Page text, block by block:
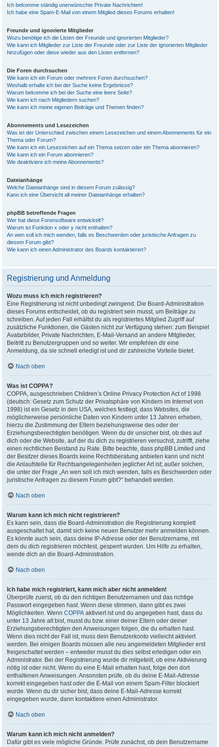
Ich bekomme ständig unerwünschte Private Nachrichten!
Ich habe eine Spam-E-Mail von einem Mitglied dieses Forums erhalten!
Freunde und ignorierte Mitglieder
Wozu benötige ich die Listen der Freunde und ignorierten Mitglieder?
Wie kann ich Mitglieder zur Liste der Freunde oder zur Liste der ignorierten Mitglieder
hinzufügen oder diese wieder aus den Listen entfernen?
Die Foren durchsuchen
Wie kann ich ein Forum oder mehrere Foren durchsuchen?
Weshalb erhalte ich bei der Suche keine Ergebnisse?
Warum bekomme ich bei der Suche eine leere Seite?
Wie kann ich nach Mitgliedern suchen?
Wie kann ich meine eigenen Beiträge und Themen finden?
Abonnements und Lesezeichen
Was ist der Unterschied zwischen einem Lesezeichen und einem Abonnements für ein
Thema oder Forum?
Wie kann ich ein Lesezeichen auf ein Thema setzen oder ein Thema abonnieren?
Wie kann ich ein Forum abonnieren?
Wie deaktiviere ich meine Abonnements?
Dateianhänge
Welche Dateianhänge sind in diesem Forum zulässig?
Kann ich eine Übersicht all meiner Dateianhänge erhalten?
phpBB betreffende Fragen
Wer hat diese Forensoftware entwickelt?
Warum ist Funktion x oder y nicht enthalten?
An wen soll ich mich wenden, falls es Beschwerden oder juristische Anfragen zu
diesem Forum gibt?
Wie kann ich einen Administrator des Boards kontaktieren?
Registrierung und Anmeldung
Wozu muss ich mich registrieren?
Eine Registrierung ist nicht unbedingt zwingend. Die Board-Administration
dieses Forums entscheidet, ob du registriert sein musst, um Beiträge zu
schreiben. Auf jeden Fall erhältst du als registriertes Mitglied Zugriff auf
zusätzliche Funktionen, die Gästen nicht zur Verfügung stehen: zum Beispiel
Avatarbilder, Private Nachrichten, E-Mail-Versand an andere Mitglieder,
Beitritt zu Benutzergruppen und so weiter. Wir empfehlen dir eine
Anmeldung, da sie schnell erledigt ist und dir zahlreiche Vorteile bietet.
Nach oben
Was ist COPPA?
COPPA, ausgeschrieben Children’s Online Privacy Protection Act of 1998
(deutsch: Gesetz zum Schutz der Privatsphäre von Kindern im Internet von
1998) ist ein Gesetz in den USA, welches festlegt, dass Websites, die
möglicherweise persönliche Daten von Kindern unter 13 Jahren erheben,
hierzu die Zustimmung der Eltern beziehungsweise des oder der
Erziehungsberechtigten benötigen. Wenn du dir unsicher bist, ob dies auf
dich oder die Website, auf der du dich zu registrieren versuchst, zutrifft, ziehe
einen rechtlichen Beistand zu Rate. Bitte beachte, dass phpBB Limited und
der Besitzer dieses Boards keine Rechtsberatung anbieten kann und nicht
die Anlaufstelle für Rechtsangelegenheiten jeglicher Art ist; außer solchen,
die unter der Frage „An wen soll ich mich wenden, falls es Beschwerden oder
juristische Anfragen zu diesem Forum gibt?“ behandelt werden.
Nach oben
Warum kann ich mich nicht registrieren?
Es kann sein, dass die Board-Administration die Registrierung komplett
ausgeschaltet hat, damit sich keine neuen Benutzer mehr anmelden können.
Es könnte auch sein, dass deine IP-Adresse oder der Benutzername, mit
dem du dich registrieren möchtest, gesperrt wurden. Um Hilfe zu erhalten,
wende dich an die Board-Administration.
Nach oben
Ich habe mich registriert, kann mich aber nicht anmelden!
Überprüfe zuerst, ob du den richtigen Benutzernamen und das richtige
Passwort eingegeben hast. Wenn diese stimmen, dann gibt es zwei
Möglichkeiten. WennCOPPA aktiviert ist und du angegeben hast, dass du
unter 13 Jahre alt bist, musst du bzw. einer deiner Eltern oder deiner
Erziehungsberechtigten den Anweisungen folgen, die du erhalten hast.
Wenn dies nicht der Fall ist, muss dein Benutzerkonto vielleicht aktiviert
werden. Bei einigen Boards müssen alle neu angemeldeten Mitglieder erst
freigeschaltet werden – entweder musst du dies selbst erledigen oder ein
Administrator. Bei der Registrierung wurde dir mitgeteilt, ob eine Aktivierung
nötig ist oder nicht. Wenn du eine E-Mail erhalten hast, folge den dort
enthaltenen Anweisungen. Ansonsten prüfe, ob du deine E-Mail-Adresse
korrekt eingegeben hast oder die E-Mail von einem Spam-Filter blockiert
wurde. Wenn du dir sicher bist, dass deine E-Mail-Adresse korrekt
eingegeben wurde, dann kontaktiere einen Administrator.
Nach oben
Warum kann ich mich nicht anmelden?
Dafür gibt es viele mögliche Gründe. Prüfe zunächst, ob dein Benutzername